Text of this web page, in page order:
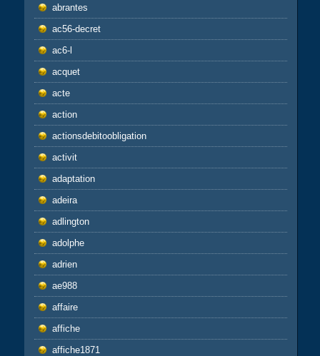
abrantes
ac56-decret
ac6-l
acquet
acte
action
actionsdebitoobligation
activit
adaptation
adeira
adlington
adolphe
adrien
ae988
affaire
affiche
affiche1871